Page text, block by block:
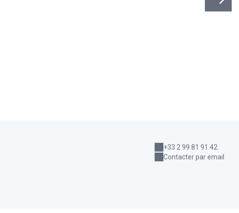
+33 2 99 81 91 42
Contacter par email